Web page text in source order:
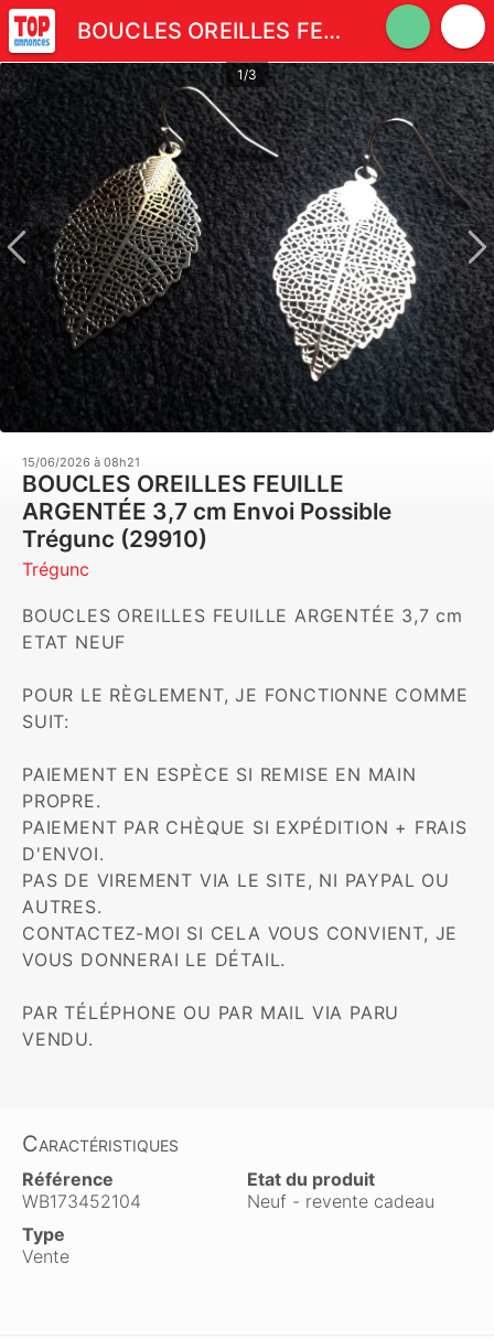
BOUCLES OREILLES FEUILLE ARGENTÉE 3,7 cm Envoi Possible
1/3
15/06/2026 à 08h21
BOUCLES OREILLES FEUILLE
ARGENTÉE 3,7 cm Envoi Possible
Trégunc (29910)
Trégunc
BOUCLES OREILLES FEUILLE ARGENTÉE 3,7 cm
ETAT NEUF
POUR LE RÈGLEMENT, JE FONCTIONNE COMME
SUIT:
PAIEMENT EN ESPÈCE SI REMISE EN MAIN
PROPRE.
PAIEMENT PAR CHÈQUE SI EXPÉDITION + FRAIS
D'ENVOI.
PAS DE VIREMENT VIA LE SITE, NI PAYPAL OU
AUTRES.
CONTACTEZ-MOI SI CELA VOUS CONVIENT, JE
VOUS DONNERAI LE DÉTAIL.
PAR TÉLÉPHONE OU PAR MAIL VIA PARU
VENDU.
Caractéristiques
Référence
WB173452104
Etat du produit
Neuf - revente cadeau
Type
Vente